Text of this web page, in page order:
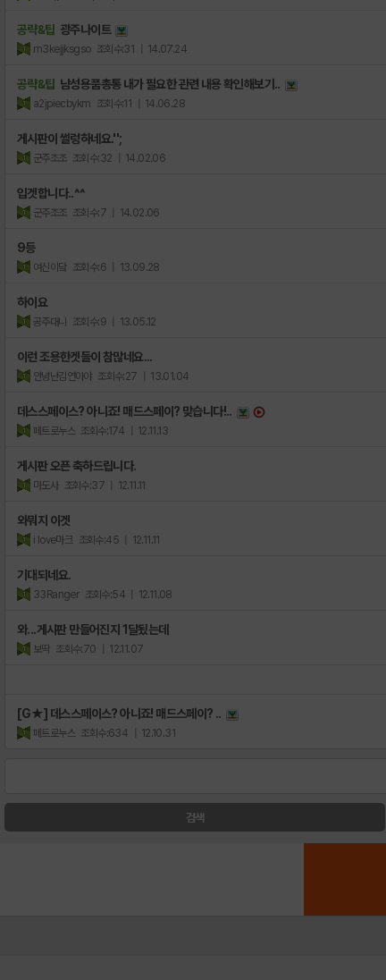
공략&팁 광주나이트
m3kejjksgso 조회수:31 | 14.07.24
공략&팁 남성용품총통 내가 필요한 관련 내용 확인해보기..
a2jpiecbykm 조회수:11 | 14.06.28
게시판이 썰렁하네요.'';
군주조조 조회수:32 | 14.02.06
입겟합니다..^^
군주조조 조회수:7 | 14.02.06
9등
여신이닼 조회수:6 | 13.09.28
하이요
공주대니 조회수:9 | 13.05.12
이런 조용한겟들이 참많네요...
안녕난김연아야 조회수:27 | 13.01.04
데스스페이스? 아니죠! 매드스페이? 맞습니다!..
페트로누스 조회수:174 | 12.11.13
게시판 오픈 축하드립니다.
마도사 조회수:37 | 12.11.11
와뭐지 이겟
i love마크 조회수:45 | 12.11.11
기대되네요.
33Ranger 조회수:54 | 12.11.08
와...게시판 만들어진지 1달됬는데
보딱 조회수:70 | 12.11.07
[G★] 데스스페이스? 아니죠! 매드스페이? ..
페트로누스 조회수:634 | 12.10.31
검색